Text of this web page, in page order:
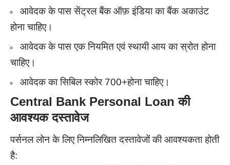
आवेदक के पास सेंट्रल बैंक ऑफ़ इंडिया का बैंक अकाउंट
होना चाहिए।
आवेदक के पास एक नियमित एवं स्थायी आय का स्रोत होना
चाहिए।
आवेदक का सिबिल स्कोर 700+होना चाहिए।
Central Bank Personal Loan की
आवश्यक दस्तावेज
पर्सनल लोन के लिए निम्नलिखित दस्तावेजों की आवश्यकता होती
है: